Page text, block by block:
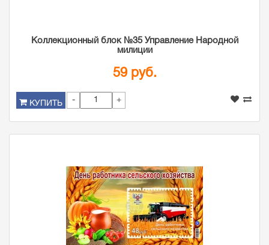
Коллекционный блок №35 Управление Народной
милиции
59 руб.
КУПИТЬ - +